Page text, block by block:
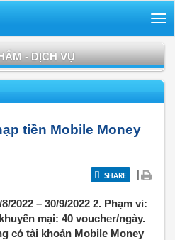
- DỊCH VỤ
tiền Mobile Money
SHARE |
2022 – 30/9/2022 2. Phạm vi:
mại: 40 voucher/ngày.
có tài khoản Mobile Money